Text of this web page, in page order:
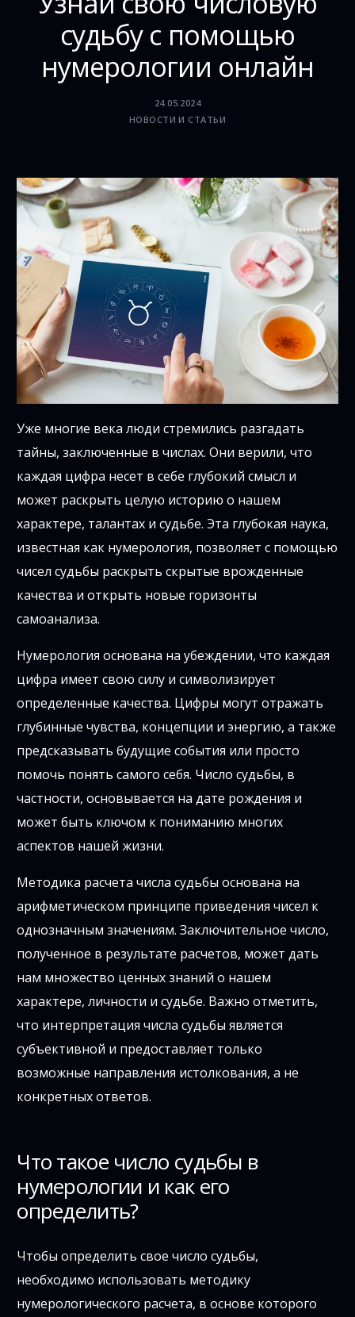
судьбу с помощью
нумерологии онлайн
24.05.2024
НОВОСТИ И СТАТЬИ
Уже многие века люди стремились разгадать
тайны, заключенные в числах. Они верили, что
каждая цифра несет в себе глубокий смысл и
может раскрыть целую историю о нашем
характере, талантах и судьбе. Эта глубокая наука,
известная как нумерология, позволяет с помощью
чисел судьбы раскрыть скрытые врожденные
качества и открыть новые горизонты
самоанализа.
Нумерология основана на убеждении, что каждая
цифра имеет свою силу и символизирует
определенные качества. Цифры могут отражать
глубинные чувства, концепции и энергию, а также
предсказывать будущие события или просто
помочь понять самого себя. Число судьбы, в
частности, основывается на дате рождения и
может быть ключом к пониманию многих
аспектов нашей жизни.
Методика расчета числа судьбы основана на
арифметическом принципе приведения чисел к
однозначным значениям. Заключительное число,
полученное в результате расчетов, может дать
нам множество ценных знаний о нашем
характере, личности и судьбе. Важно отметить,
что интерпретация числа судьбы является
субъективной и предоставляет только
возможные направления истолкования, а не
конкретных ответов.
Что такое число судьбы в
нумерологии и как его
определить?
Чтобы определить свое число судьбы,
необходимо использовать методику
нумерологического расчета, в основе которого